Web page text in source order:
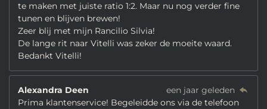
te maken met juiste ratio 1:2. Maar nu nog verder fine
tunen en blijven brewen!
Zeer blij met mijn Rancilio Silvia!
De lange rit naar Vitelli was zeker de moeite waard.
Bedankt Vitelli!
Alexandra Deen
een jaar geleden
Prima klantenservice! Begeleidde ons via de telefoon